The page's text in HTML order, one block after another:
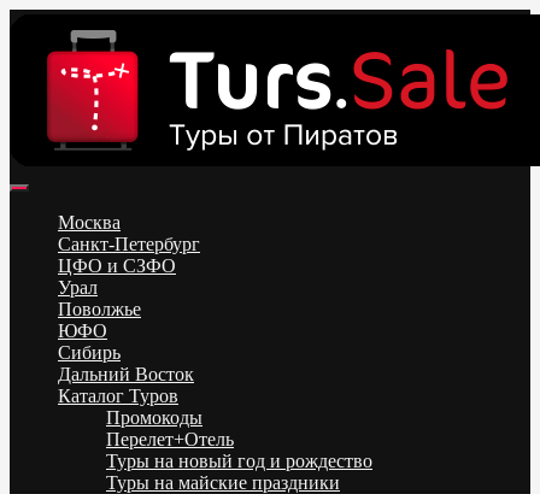
content
Низкие цены на путевки 3-7-10 ночей все включено, отдых на
море. Распродажа экскурсионных и горнолыжных туров.
Обновление каждый день. Официальный сайт Тур Сейл
Москва
Санкт-Петербург
ЦФО и СЗФО
Урал
Поволжье
ЮФО
Сибирь
Дальний Восток
Каталог Туров
Промокоды
Перелет+Отель
Туры на новый год и рождество
Туры на майские праздники